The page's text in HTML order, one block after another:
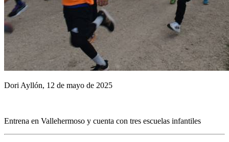
Dori Ayllón, 12 de mayo de 2025
Entrena en Vallehermoso y cuenta con tres escuelas infantiles